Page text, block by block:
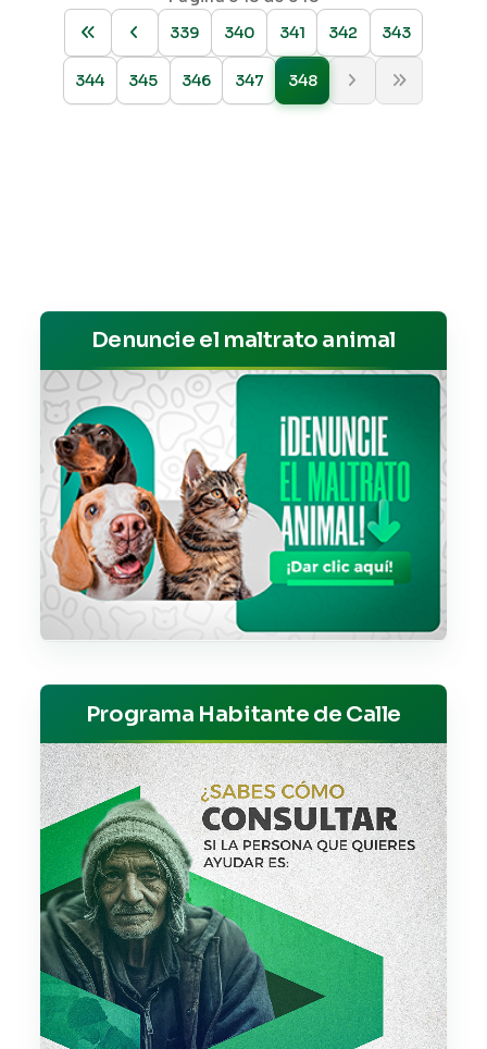
339
340 341 342 343
344 345 346 347 348
Denuncie el maltrato animal
Programa Habitante de Calle